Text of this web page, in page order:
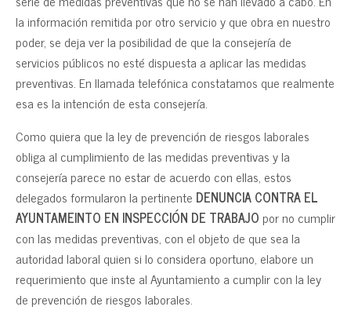
la información remitida por otro servicio y que obra en nuestro
poder, se deja ver la posibilidad de que la consejería de
servicios públicos no esté dispuesta a aplicar las medidas
preventivas. En llamada telefónica constatamos que realmente
esa es la intención de esta consejería.
Como quiera que la ley de prevención de riesgos laborales
obliga al cumplimiento de las medidas preventivas y la
consejería parece no estar de acuerdo con ellas, estos
delegados formularon la pertinente DENUNCIA CONTRA EL
AYUNTAMEINTO EN INSPECCIÓN DE TRABAJO por no cumplir
con las medidas preventivas, con el objeto de que sea la
autoridad laboral quien si lo considera oportuno, elabore un
requerimiento que inste al Ayuntamiento a cumplir con la ley
de prevención de riesgos laborales.